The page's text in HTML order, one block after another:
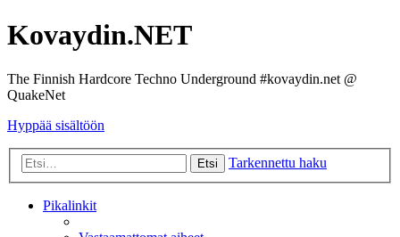
Kovaydin.NET
The Finnish Hardcore Techno Underground #kovaydin.net @
QuakeNet
Hyppää sisältöön
Etsi Tarkennettu haku
Pikalinkit